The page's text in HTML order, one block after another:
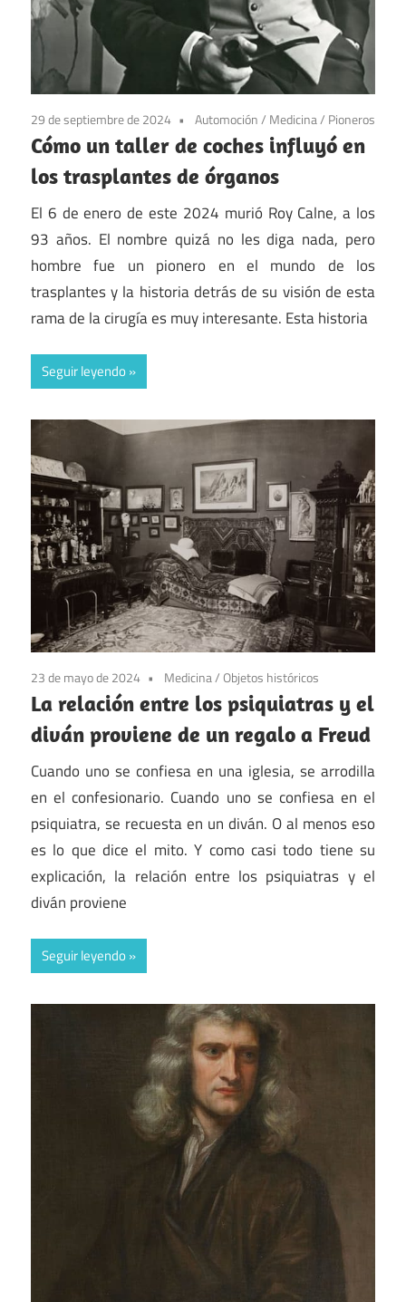
29 de septiembre de 2024 Automoción/ Medicina/ Pioneros
Cómo un taller de coches influyó en
los trasplantes de órganos
El 6 de enero de este 2024 murió Roy Calne, a los
93 años. El nombre quizá no les diga nada, pero
hombre fue un pionero en el mundo de los
trasplantes y la historia detrás de su visión de esta
rama de la cirugía es muy interesante. Esta historia
Seguir leyendo
23 de mayo de 2024 Medicina/Objetos históricos
La relación entre los psiquiatras y el
diván proviene de un regalo a Freud
Cuando uno se confiesa en una iglesia, se arrodilla
en el confesionario. Cuando uno se confiesa en el
psiquiatra, se recuesta en un diván. O al menos eso
es lo que dice el mito. Y como casi todo tiene su
explicación, la relación entre los psiquiatras y el
diván proviene
Seguir leyendo